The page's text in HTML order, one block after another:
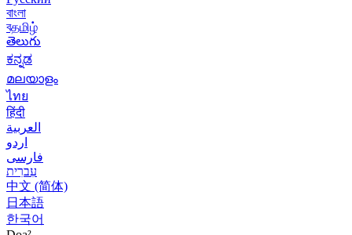
বাংলা
বதமிழ்
తెలుగు
ಕನ್ನಡ
മലയാളം
ไทย
हिंदी
العربية
اردو
فارسی
עִברִית
中文 (简体)
日本語
한국어